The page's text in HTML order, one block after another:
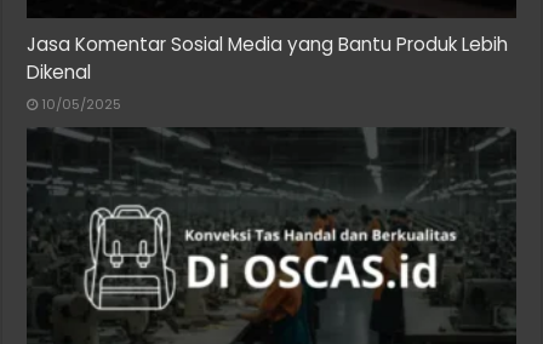
Jasa Komentar Sosial Media yang Bantu Produk Lebih
Dikenal
10/05/2025